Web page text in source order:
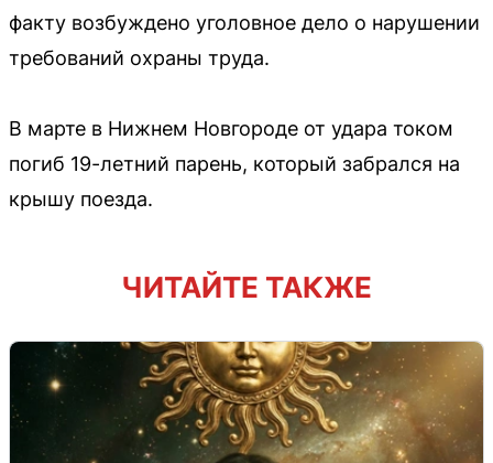
факту возбуждено уголовное дело о нарушении
требований охраны труда.
В марте в Нижнем Новгороде от удара током
погиб 19-летний парень, который забрался на
крышу поезда.
ЧИТАЙТЕ ТАКЖЕ